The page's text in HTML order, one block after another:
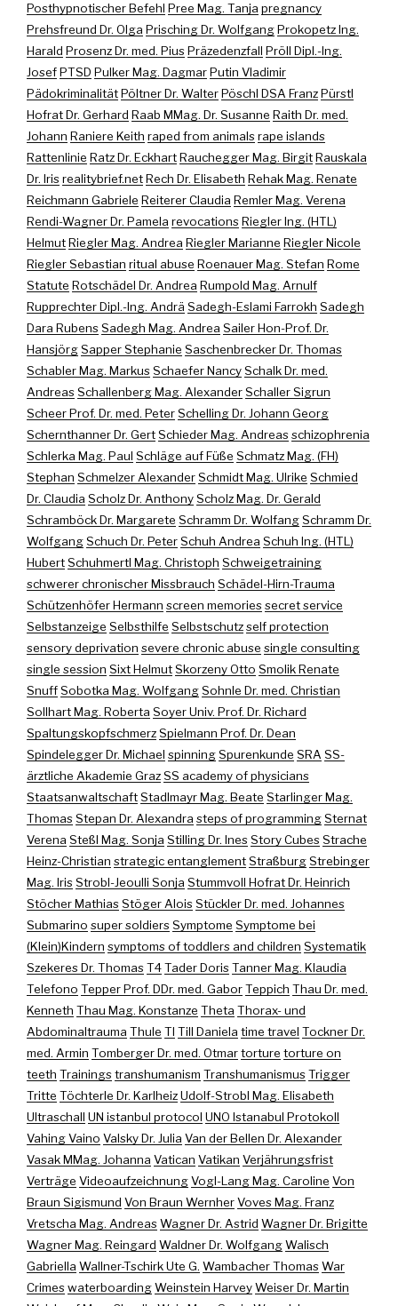
Posthypnotischer Befehl Pree Mag. Tanja pregnancy
Prehsfreund Dr. Olga Prisching Dr. WolfgangProkopetz Ing.
Harald Prosenz Dr. med. PiusPräzedenzfall Pröll Dipl.-Ing.
JosefPTSD Pulker Mag. DagmarPutin Vladimir
PädokriminalitätPöltner Dr. WalterPöschl DSA FranzPürstl
Hofrat Dr. Gerhard Raab MMag. Dr. Susanne Raith Dr. med.
Johann Raniere Keith raped from animalsrape islands
Rattenlinie Ratz Dr. EckhartRauchegger Mag. BirgitRauskala
Dr. Irisrealitybrief.netRech Dr. Elisabeth Rehak Mag. Renate
Reichmann Gabriele Reiterer Claudia Remler Mag. Verena
Rendi-Wagner Dr. Pamela revocationsRiegler Ing. (HTL)
HelmutRiegler Mag. Andrea Riegler Marianne Riegler Nicole
Riegler Sebastian ritual abuse Roenauer Mag. Stefan Rome
Statute Rotschädel Dr. Andrea Rumpold Mag. Arnulf
Rupprechter Dipl.-Ing. Andrä Sadegh-Eslami Farrokh Sadegh
Dara RubensSadegh Mag. Andrea Sailer Hon-Prof. Dr.
HansjörgSapper Stephanie Saschenbrecker Dr. Thomas
Schabler Mag. MarkusSchaefer NancySchalk Dr. med.
AndreasSchallenberg Mag. AlexanderSchaller Sigrun
Scheer Prof. Dr. med. PeterSchelling Dr. Johann Georg
Schernthanner Dr. GertSchieder Mag. Andreasschizophrenia
Schlerka Mag. Paul Schläge auf Füße Schmatz Mag. (FH)
Stephan Schmelzer AlexanderSchmidt Mag. Ulrike Schmied
Dr. Claudia Scholz Dr. AnthonyScholz Mag. Dr. Gerald
Schramböck Dr. Margarete Schramm Dr. WolfangSchramm Dr.
WolfgangSchuch Dr. PeterSchuh Andrea Schuh Ing. (HTL)
HubertSchuhmertl Mag. Christoph Schweigetraining
schwerer chronischer Missbrauch Schädel-Hirn-Trauma
Schützenhöfer Hermann screen memoriessecret service
Selbstanzeige Selbsthilfe Selbstschutzself protection
sensory deprivation severe chronic abuse single consulting
single session Sixt HelmutSkorzeny Otto Smolik Renate
SnuffSobotka Mag. WolfgangSohnle Dr. med. Christian
Sollhart Mag. Roberta Soyer Univ. Prof. Dr. Richard
SpaltungskopfschmerzSpielmann Prof. Dr. Dean
Spindelegger Dr. Michael spinningSpurenkunde SRA SS-
ärztliche Akademie GrazSS academy of physicians
StaatsanwaltschaftStadlmayr Mag. Beate Starlinger Mag.
ThomasStepan Dr. Alexandra steps of programmingSternat
Verena Steßl Mag. Sonja Stilling Dr. InesStory CubesStrache
Heinz-Christian strategic entanglementStraßburgStrebinger
Mag. IrisStrobl-Jeoulli Sonja Stummvoll Hofrat Dr. Heinrich
Stöcher MathiasStöger AloisStückler Dr. med. Johannes
Submarino super soldiersSymptome Symptome bei
(Klein)Kindern symptoms of toddlers and children Systematik
Szekeres Dr. ThomasT4Tader DorisTanner Mag. Klaudia
Telefono Tepper Prof. DDr. med. GaborTeppich Thau Dr. med.
Kenneth Thau Mag. Konstanze Theta Thorax- und
Abdominaltrauma Thule TI Till Daniela time travel Tockner Dr.
med. Armin Tomberger Dr. med. Otmartorture torture on
teeth Trainingstranshumanism TranshumanismusTrigger
Tritte Töchterle Dr. KarlheizUdolf-Strobl Mag. Elisabeth
Ultraschall UN istanbul protocol UNO Istanabul Protokoll
Vahing Vaino Valsky Dr. Julia Van der Bellen Dr. Alexander
Vasak MMag. Johanna Vatican Vatikan Verjährungsfrist
Verträge VideoaufzeichnungVogl-Lang Mag. Caroline Von
Braun Sigismund Von Braun WernherVoves Mag. Franz
Vretscha Mag. AndreasWagner Dr. Astrid Wagner Dr. Brigitte
Wagner Mag. Reingard Waldner Dr. WolfgangWalisch
Gabriella Wallner-Tschirk Ute G. Wambacher ThomasWar
CrimeswaterboardingWeinstein HarveyWeiser Dr. Martin